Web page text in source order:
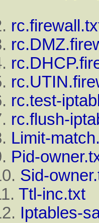
rc.test-
rc.flush-
Limit-
Pid-
Sid-
Ttl-inc.txt
Iptables-